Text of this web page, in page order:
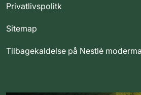
Privatlivspolitk
Sitemap
Tilbagekaldelse på Nestlé